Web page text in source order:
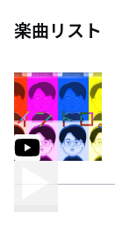
楽曲リスト